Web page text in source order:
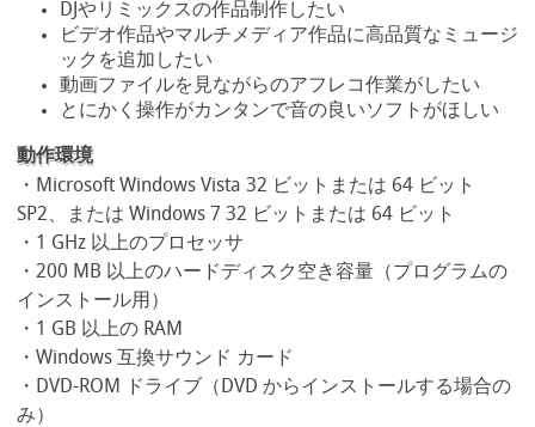
DJやリミックスの作品制作したい
ビデオ作品やマルチメディア作品に高品質なミュージ
ックを追加したい
動画ファイルを見ながらのアフレコ作業がしたい
とにかく操作がカンタンで音の良いソフトがほしい
動作環境
・Microsoft Windows Vista 32 ビットまたは 64 ビット
SP2、または Windows 7 32 ビットまたは 64 ビット
・1 GHz 以上のプロセッサ
・200 MB 以上のハードディスク空き容量（プログラムの
インストール用）
・1 GB 以上の RAM
・Windows 互換サウンド カード
・DVD-ROM ドライブ（DVD からインストールする場合の
み）